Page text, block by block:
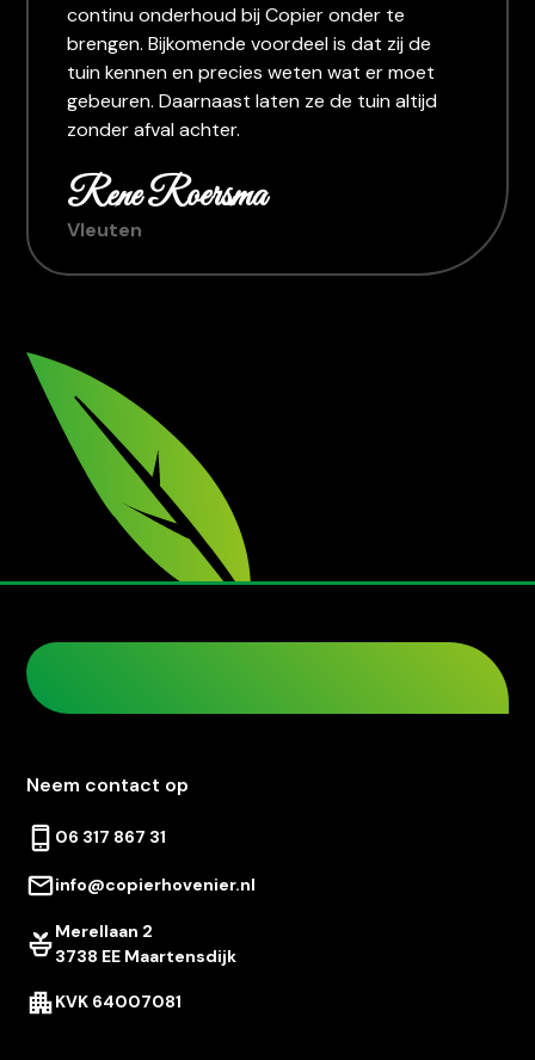
continu onderhoud bij Copier onder te
brengen. Bijkomende voordeel is dat zij de
tuin kennen en precies weten wat er moet
gebeuren. Daarnaast laten ze de tuin altijd
zonder afval achter.
Rene Roersma
Vleuten
Neem contact op
06 317 867 31
info@copierhovenier.nl
Merellaan 2
3738 EE Maartensdijk
KVK 64007081